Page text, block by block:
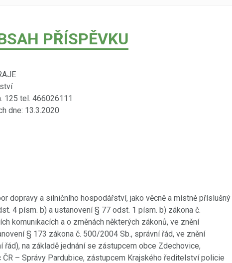
PŘÍSPĚVKU
125 tel. 466026111
dne: 13.3.2020
dopravy a silničního hospodářství, jako věcně a místně příslušný
4 písm. b) a ustanovení § 77 odst. 1 písm. b) zákona č.
komunikacích a o změnách některých zákonů, ve znění
§ 173 zákona č. 500/2004 Sb., správní řád, ve znění
na základě jednání se zástupcem obce Zdechovice,
– Správy Pardubice, zástupcem Krajského ředitelství policie